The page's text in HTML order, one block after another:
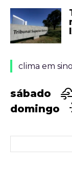
clima em
sábado
domingo